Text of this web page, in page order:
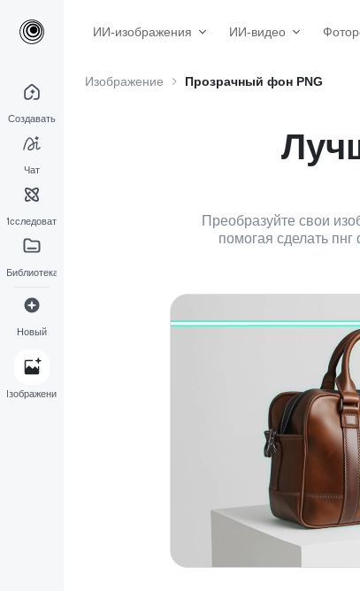
ИИ-изображения ИИ-видео
Создавать
Чат
Исследовать
Библиотека
Новый
Изображение
Изображение Прозрачный фон PNG
Преобразуйте свои
помогая сделать